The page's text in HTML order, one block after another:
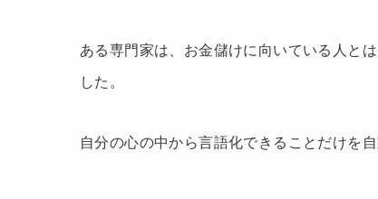
ある専門家は、お金儲けに向いている人と
した。
自分の心の中から言語化できることだけを